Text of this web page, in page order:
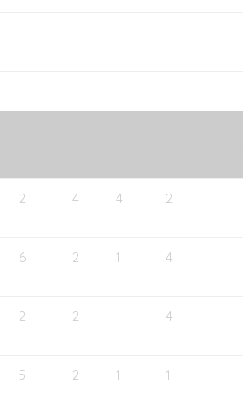
2 4 4 2
6 2 1 4
2 2 4
5 2 1 1